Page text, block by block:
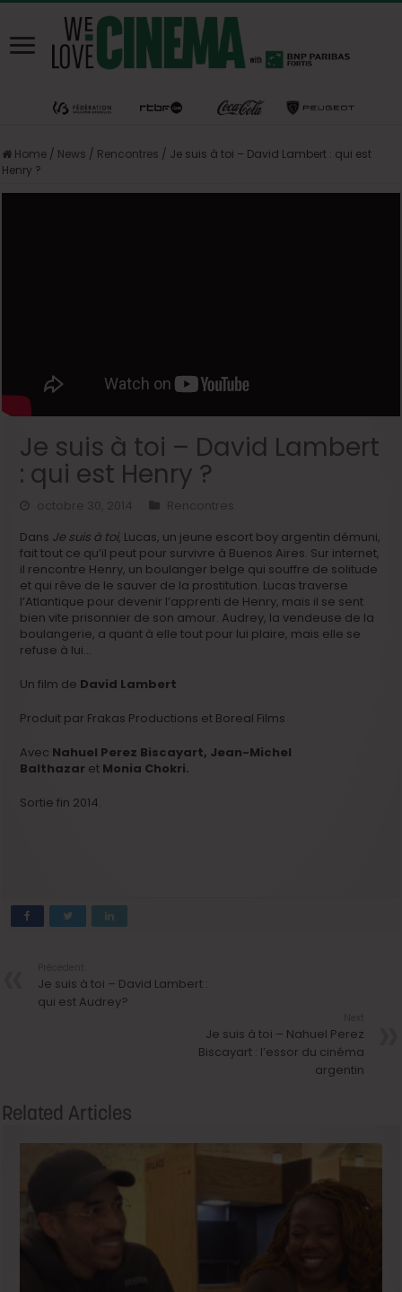
Home / News / Rencontres / Je suis à toi – David Lambert : qui est
Henry ?
Je suis à toi – David Lambert
: qui est Henry ?
octobre 30, 2014
Rencontres
Dans Je suis à toi, Lucas, un jeune escort boy argentin démuni,
fait tout ce qu’il peut pour survivre à Buenos Aires. Sur internet,
il rencontre Henry, un boulanger belge qui souffre de solitude
et qui rêve de le sauver de la prostitution. Lucas traverse
l’Atlantique pour devenir l’apprenti de Henry, mais il se sent
bien vite prisonnier de son amour. Audrey, la vendeuse de la
boulangerie, a quant à elle tout pour lui plaire, mais elle se
refuse à lui…
Un film de David Lambert
Produit par Frakas Productions et Boreal Films
Avec Nahuel Perez Biscayart, Jean-Michel
Balthazar et Monia Chokri.
Sortie fin 2014.
Je suis à toi – David Lambert :
qui est Audrey?
Je suis à toi – Nahuel Perez
Biscayart : l’essor du cinéma
argentin
Related Articles